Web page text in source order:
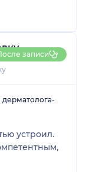
записи
устроил.